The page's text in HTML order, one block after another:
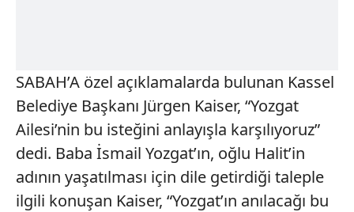
SABAH’A özel açıklamalarda bulunan Kassel
Belediye Başkanı Jürgen Kaiser, “Yozgat
Ailesi’nin bu isteğini anlayışla karşılıyoruz”
dedi. Baba İsmail Yozgat’ın, oğlu Halit’in
adının yaşatılması için dile getirdiği taleple
ilgili konuşan Kaiser, “Yozgat’ın anılacağı bu